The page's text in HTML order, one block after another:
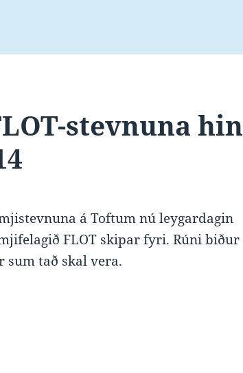
stevnuna hin
á Toftum nú leygardagin
FLOT skipar fyri. Rúni biður
tað skal vera.